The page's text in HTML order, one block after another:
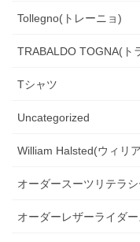
Tollegno(トレーニョ)
TRABALDO TOGNA(ト
Tシャツ
Uncategorized
William Halsted(ウィリ
オーダースーツリテラシ
オーダーレザーライダー